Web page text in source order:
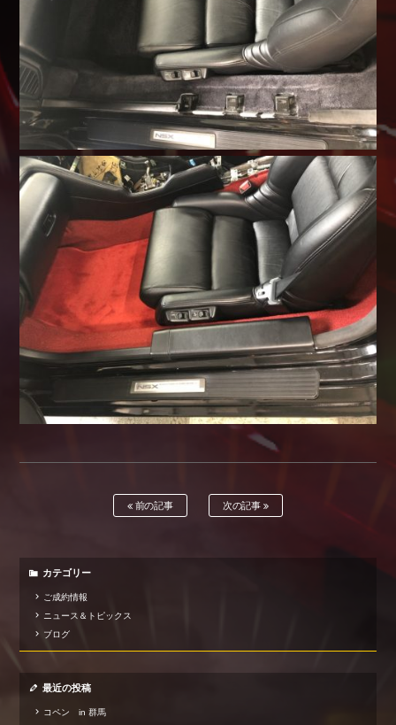
前の記事 次の記事
カテゴリー
ご成約情報
ニュース＆トピックス
ブログ
最近の投稿
コペン in 群馬